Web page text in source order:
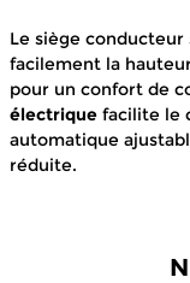
Le siège
facilement la
pour un confort de
électrique facilite le
automatique
réduite.